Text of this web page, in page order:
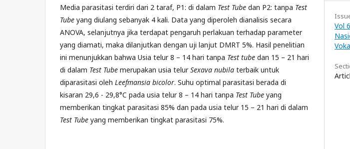
Media parasitasi terdiri dari 2 taraf, P1: di dalam Test Tube dan P2: tanpa Test
Tube yang diulang sebanyak 4 kali. Data yang diperoleh dianalisis secara
ANOVA, selanjutnya jika terdapat pengaruh perlakuan terhadap parameter
yang diamati, maka dilanjutkan dengan uji lanjut DMRT 5%. Hasil penelitian
ini menunjukkan bahwa Usia telur 8 – 14 hari tanpa Test tube dan 15 – 21 hari
di dalam Test Tube merupakan usia telurSexava nubila terbaik untuk
diparasitasi oleh Leefmansia bicolor. Suhu optimal parasitasi berada di
kisaran 29,6 - 29,8°C pada usia telur 8 – 14 hari tanpa Test Tube yang
memberikan tingkat parasitasi 85% dan pada usia telur 15 – 21 hari di dalam
Test Tube yang memberikan tingkat parasitasi 75%.
Vol